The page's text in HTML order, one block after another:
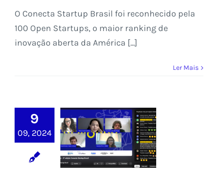
O Conecta Startup Brasil foi reconhecido pela
100 Open Startups, o maior ranking de
inovação aberta da América [...]
Ler Mais
9
09, 2024
Conecta Startup
Brasil reúne
startups,
parceiros e
investidores em